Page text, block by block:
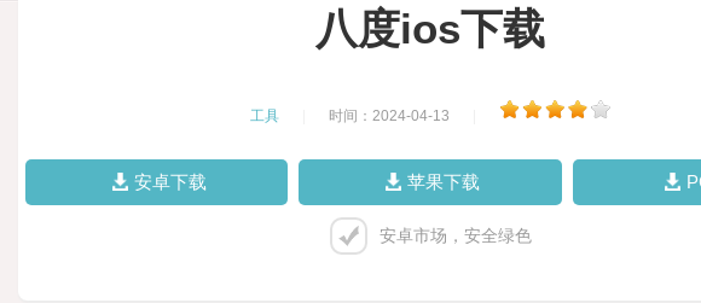
八度ios下载
工具 时间：2024-04-13
安卓下载 苹果下载
安卓市场，安全绿色